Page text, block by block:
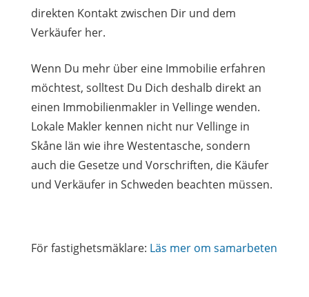
direkten Kontakt zwischen Dir und dem
Verkäufer her.
Wenn Du mehr über eine Immobilie erfahren
möchtest, solltest Du Dich deshalb direkt an
einen Immobilienmakler in Vellinge wenden.
Lokale Makler kennen nicht nur Vellinge in
Skåne län wie ihre Westentasche, sondern
auch die Gesetze und Vorschriften, die Käufer
und Verkäufer in Schweden beachten müssen.
För fastighetsmäklare: Läs mer om samarbeten